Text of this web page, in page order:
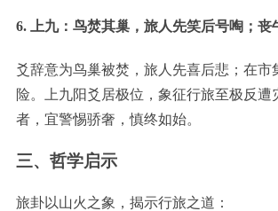
6. 上九：鸟焚其巢，旅人先笑后号啕；丧
爻辞意为鸟巢被焚，旅人先喜后悲；在市
险。上九阳爻居极位，象征行旅至极反遭
者，宜警惕骄奢，慎终如始。
三、哲学启示
旅卦以山火之象，揭示行旅之道：